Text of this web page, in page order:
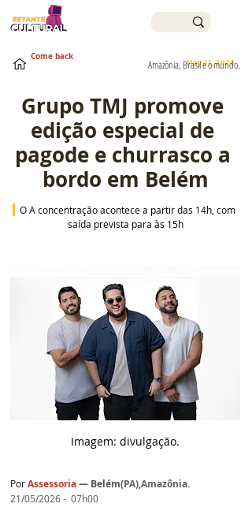
May 21, 2026
Amazônia, Brasil e o mundo.
Come back
Grupo TMJ promove
edição especial de
pagode e churrasco a
bordo em Belém
O A concentração acontece a partir das 14h, com
saída prevista para às 15h
Imagem: divulgação.
PorAssessoria— Belém(PA),Amazônia.
21/05/2026 -  07h00